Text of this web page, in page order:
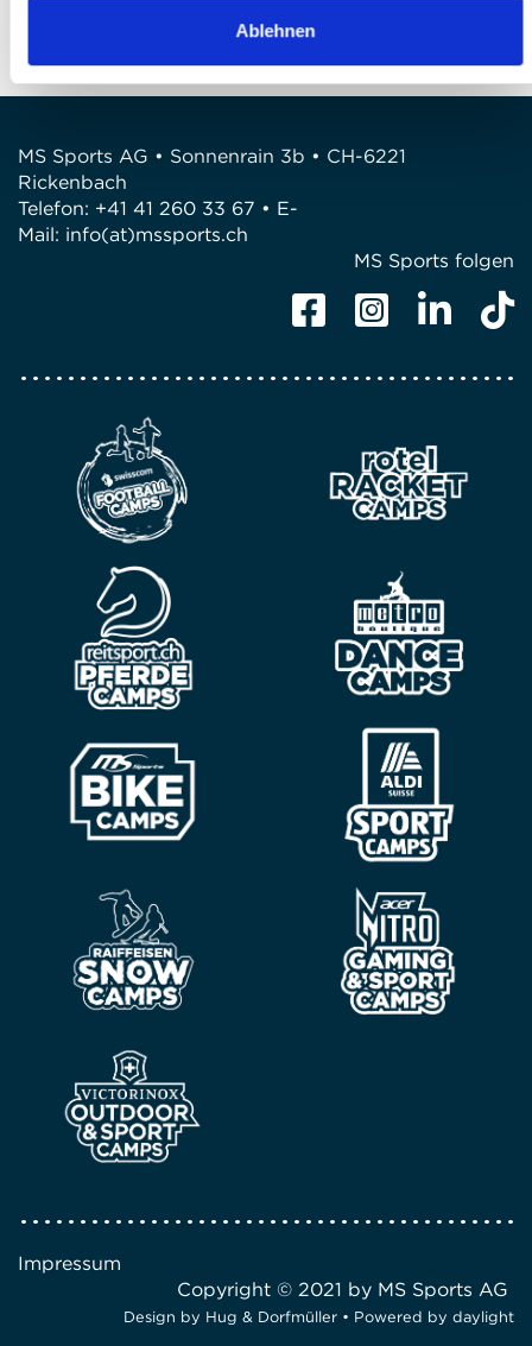
Ablehnen
MS Sports AG • Sonnenrain 3b • CH-6221
Rickenbach
Telefon: +41 41 260 33 67 • E-
Mail: info(at)mssports.ch
MS Sports folgen
Impressum
Copyright © 2021 by MS Sports AG
Design by Hug & Dorfmüller • Powered by daylight